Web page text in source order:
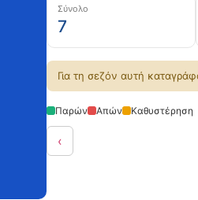
Σύνολο
7
Για τη σεζόν αυτή
Παρών Απών Καθυστέρηση
‹